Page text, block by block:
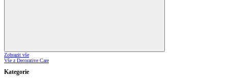
Zobrazit vše
Vše z Decorative Care
Kategorie